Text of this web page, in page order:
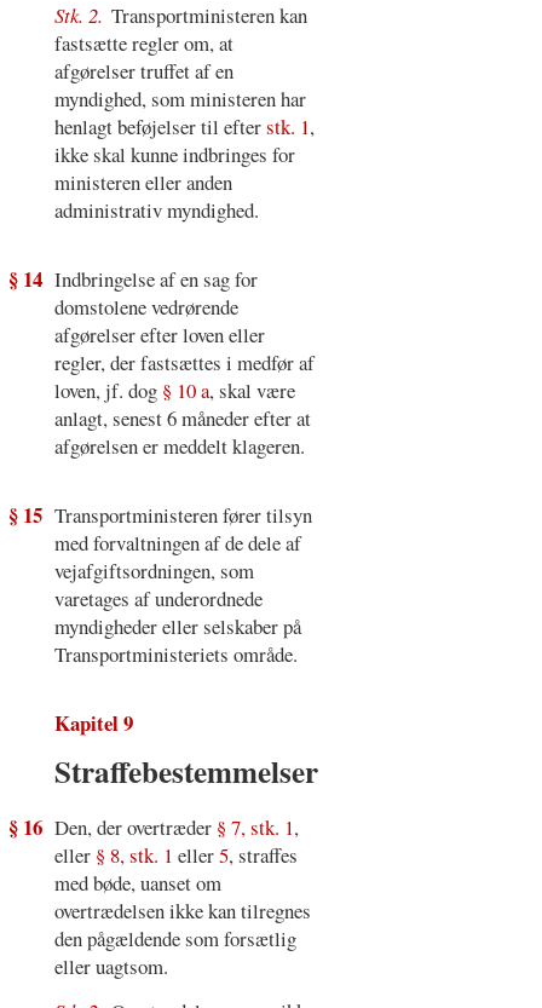
Stk. 2. Transportministeren kan
fastsætte regler om, at
afgørelser truffet af en
myndighed, som ministeren har
henlagt beføjelser til efterstk. 1,
ikke skal kunne indbringes for
ministeren eller anden
administrativ myndighed.
§ 14 Indbringelse af en sag for
domstolene vedrørende
afgørelser efter loven eller
regler, der fastsættes i medfør af
loven, jf. dog § 10 a, skal være
anlagt, senest 6 måneder efter at
afgørelsen er meddelt klageren.
§ 15 Transportministeren fører tilsyn
med forvaltningen af de dele af
vejafgiftsordningen, som
varetages af underordnede
myndigheder eller selskaber på
Transportministeriets område.
Kapitel 9
Straffebestemmelser
§ 16 Den, der overtræder § 7, stk. 1,
eller § 8, stk. 1 eller5, straffes
med bøde, uanset om
overtrædelsen ikke kan tilregnes
den pågældende som forsætlig
eller uagtsom.